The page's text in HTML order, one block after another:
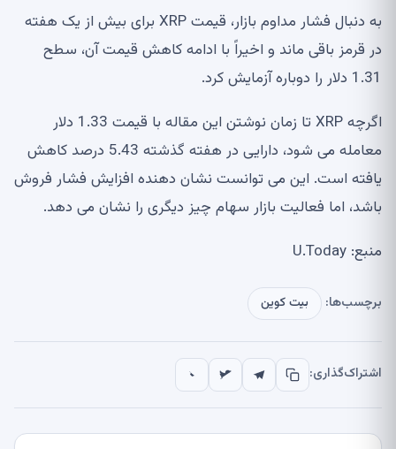
به دنبال فشار مداوم بازار، قیمت XRP برای بیش از یک هفته
در قرمز باقی ماند و اخیراً با ادامه کاهش قیمت آن، سطح
1.31 دلار را دوباره آزمایش کرد.
اگرچه XRP تا زمان نوشتن این مقاله با قیمت 1.33 دلار
معامله می شود، دارایی در هفته گذشته 5.43 درصد کاهش
یافته است. این می توانست نشان دهنده افزایش فشار فروش
باشد، اما فعالیت بازار سهام چیز دیگری را نشان می دهد.
منبع: U.Today
برچسب‌ها: بیت کوین
اشتراک‌گذاری: